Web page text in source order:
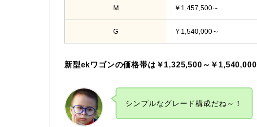
M ￥1,457,500～
G ￥1,540,000～
新型ekワゴンの価格帯は￥1,325,500～￥1,540,000
シンプルなグレード構成だね～！